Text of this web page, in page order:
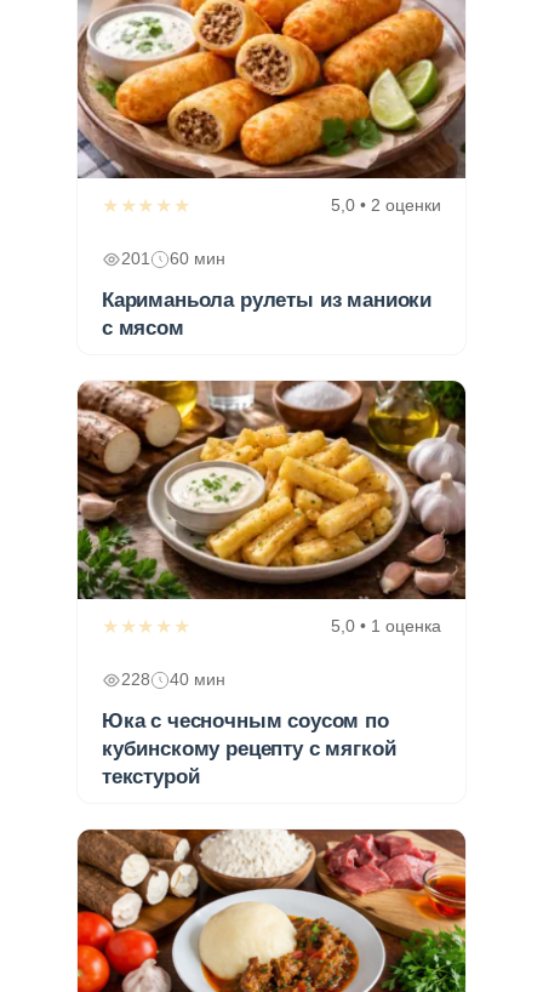
★★★★★ 5,0 • 2 оценки
201 60 мин
Кариманьола рулеты из маниоки
с мясом
★★★★★ 5,0 • 1 оценка
228 40 мин
Юка с чесночным соусом по
кубинскому рецепту с мягкой
текстурой